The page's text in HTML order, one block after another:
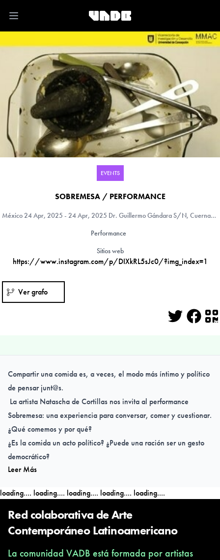
Open main menu
EVENTS
SOBREMESA / PERFORMANCE
México24 Apr, 2025 - 24 Apr, 2025 Dr. Guillermo Gándara S/N, Cuernavaca, Morelos , México
Performance
Sitios web
https://www.instagram.com/p/DIXkRL5sJc0/?img_index=1
Ver grafo
Compartir una comida es, a veces, el modo más íntimo y político
de pensar junt@s.
La artista Natascha de Cortillas nos invita al performance
Sobremesa: una experiencia para conversar, comer y cuestionar.
¿Qué comemos y por qué?
¿Es la comida un acto político? ¿Puede una ración ser un gesto
democrático?
Preparemos una comida junt@s
Inscríbete enviando un correo a:
programaspublicos@mmacjuansoriano.org
Leer Más
loading.... loading.... loading.... loading.... loading....
Red colaborativa de Arte
Contemporáneo Latinoamericano
La comunidad VADB está formada por artistas